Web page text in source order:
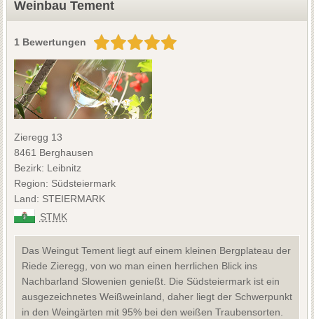
Weinbau Tement
1 Bewertungen
Zieregg 13
8461 Berghausen
Bezirk: Leibnitz
Region: Südsteiermark
Land: STEIERMARK
STMK
Das Weingut Tement liegt auf einem kleinen Bergplateau der
Riede Zieregg, von wo man einen herrlichen Blick ins
Nachbarland Slowenien genießt. Die Südsteiermark ist ein
ausgezeichnetes Weißweinland, daher liegt der Schwerpunkt
in den Weingärten mit 95% bei den weißen Traubensorten.